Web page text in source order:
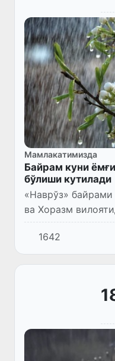
Мамлакатимизда
Байрам куни
бўлиши кутилади
«Наврўз»
ва Хоразм
баъзи жойларда
1642